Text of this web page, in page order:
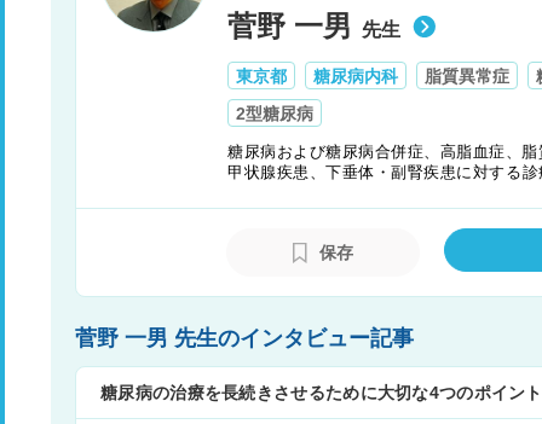
菅野 一男 先生
東京都 糖尿病内科 脂質異常症
2型糖尿病
糖尿病および糖尿病合併症、高脂血症、
甲状腺疾患、下垂体・副腎疾患に対する
ようにするためサポートすることを、診療
保存
菅野 一男 先生のインタビュー記事
糖尿病の治療を長続きさせるために大切な4つのポイント